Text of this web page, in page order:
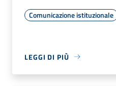
Comunicazione istituzionale
LEGGI DI PIÙ